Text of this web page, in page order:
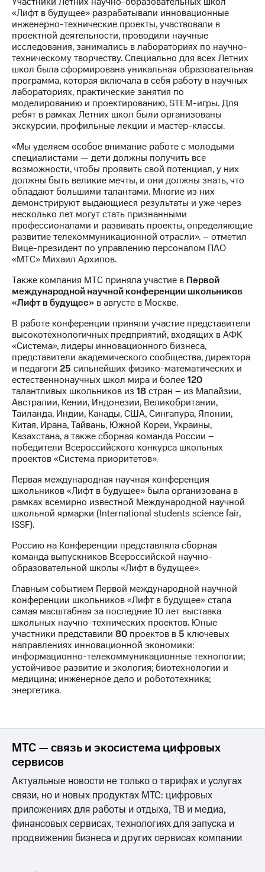
акций
Описание
Программа
приобретения
Порядок
выкупа
акций
Дивиденды
Рынок
облигаций
Описание
Еврооблигации-2023
Уведомление
о
погашении
именных
облигаций
Другое
Регистратор
Реквизиты
развитие
деловая этика
На главную
«Лифт в будущее» разрабатывали инновационные
инженерно-технические проекты, участвовали в
проектной деятельности, проводили научные
исследования, занимались в лабораториях по научно-
техническому творчеству. Специально для всех Летних
школ была сформирована уникальная образовательная
программа, которая включала в себя работу в научных
лабораториях, практические занятия по
моделированию и проектированию, STEM-игры. Для
ребят в рамках Летних школ были организованы
экскурсии, профильные лекции и мастер-классы.
«Мы уделяем особое внимание работе с молодыми
специалистами — дети должны получить все
возможности, чтобы проявить свой потенциал, у них
должны быть великие мечты, и они должны знать, что
обладают большими талантами. Многие из них
демонстрируют выдающиеся результаты и уже через
несколько лет могут стать признанными
профессионалами и развивать проекты, определяющие
развитие телекоммуникационной отрасли». – отметил
Вице-президент по управлению персоналом ПАО
«МТС» Михаил Архипов.
Также компания МТС приняла участие в Первой
международной научной конференции школьников
«Лифт в будущее» в августе в Москве.
В работе конференции приняли участие представители
высокотехнологичных предприятий, входящих в АФК
«Система», лидеры инновационного бизнеса,
представители академического сообщества, директора
и педагоги 25 сильнейших физико-математических и
естественнонаучных школ мира и более120
талантливых школьников из 18стран – из Малайзии,
Австралии, Кении, Индонезии, Великобритании,
Таиланда, Индии, Канады, США, Сингапура, Японии,
Китая, Ирана, Тайвань, Южной Кореи, Украины,
Казахстана, а также сборная команда России –
победители Всероссийского конкурса школьных
проектов «Система приоритетов».
Первая международная научная конференция
школьников «Лифт в будущее» была организована в
рамках всемирно известной Международной научной
школьной ярмарки (International students science fair,
ISSF).
Россию на Конференции представляла сборная
команда выпускников Всероссийской научно-
образовательной школы «Лифт в будущее».
Главным событием Первой международной научной
конференции школьников «Лифт в будущее» стала
самая масштабная за последние 10 лет выставка
школьных научно-технических проектов. Юные
участники представили 80 проектов в5 ключевых
направлениях инновационной экономики:
информационно-телекоммуникационные технологии;
устойчивое развитие и экология; биотехнологии и
медицина; инженерное дело и робототехника;
энергетика.
МТС — связь и экосистема цифровых
сервисов
Актуальные новости не только о тарифах и услугах
связи, но и новых продуктах МТС: цифровых
приложениях для работы и отдыха, ТВ и медиа,
финансовых сервисах, технологиях для запуска и
продвижения бизнеса и других сервисах компании